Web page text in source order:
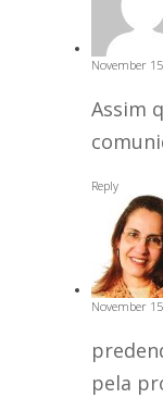
November
Assim
Reply
November
pela